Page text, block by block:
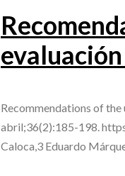
Recommendations of
abril;36(2):185-198.
Caloca,3 Eduardo